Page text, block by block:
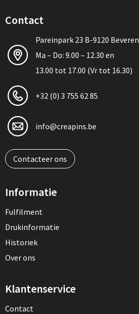
Contact
Pareinpark 23 B-9120 Beveren
Ma – Do: 9.00 – 12.30 en
13.00 tot 17.00 (Vr tot 16.30)
+32 (0) 3 755 62 85
info@creapins.be
Contacteer ons
Informatie
Fulfilment
Drukinformatie
Historiek
Over ons
Klantenservice
Contact